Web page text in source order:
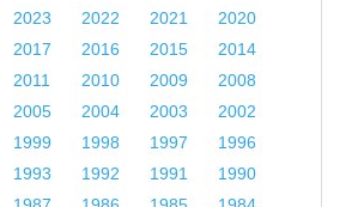
2023 2022 2021
2020
2017 2016 2015
2014
2011 2010 2009
2008
2005 2004 2003
2002
1999 1998 1997
1996
1993 1992 1991
1990